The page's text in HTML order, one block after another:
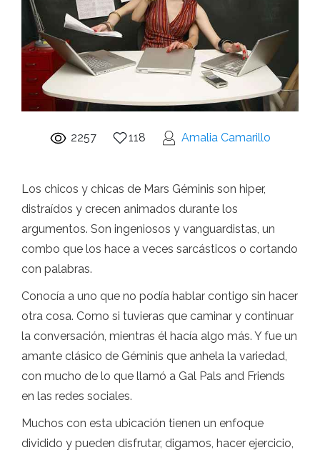
2257 118 Amalia Camarillo
Los chicos y chicas de Mars Géminis son hiper,
distraídos y crecen animados durante los
argumentos. Son ingeniosos y vanguardistas, un
combo que los hace a veces sarcásticos o cortando
con palabras.
Conocía a uno que no podía hablar contigo sin hacer
otra cosa. Como si tuvieras que caminar y continuar
la conversación, mientras él hacía algo más. Y fue un
amante clásico de Géminis que anhela la variedad,
con mucho de lo que llamó a Gal Pals and Friends
en las redes sociales.
Muchos con esta ubicación tienen un enfoque
dividido y pueden disfrutar, digamos, hacer ejercicio,